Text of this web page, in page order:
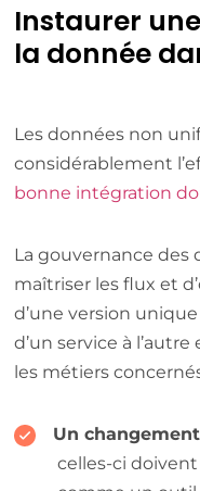
Instaurer
la donnée
Les données non
considérablement
bonne intégration
La gouvernance
maîtriser les flux et
d’une version
d’un service à
les métiers
Un
celles-ci